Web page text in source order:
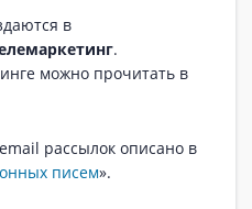
в
.
можно прочитать в
рассылок описано в
писем».